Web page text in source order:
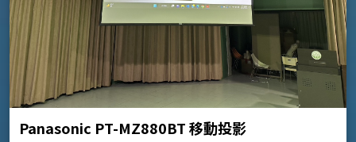
Panasonic PT-MZ880BT 移動投影